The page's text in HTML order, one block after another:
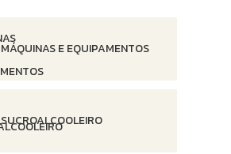
MÁQUINAS E EQUIPAMENTOS
SUCROALCOOLEIRO